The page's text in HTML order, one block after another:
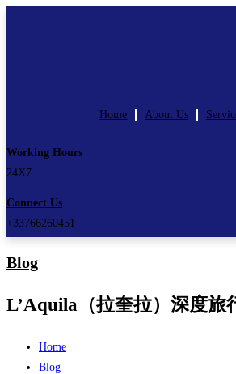
Home About Us
Working Hours
24X7
Connect Us
+33766260451
Blog
L’Aquila（拉奎拉）深度旅
Home
Blog